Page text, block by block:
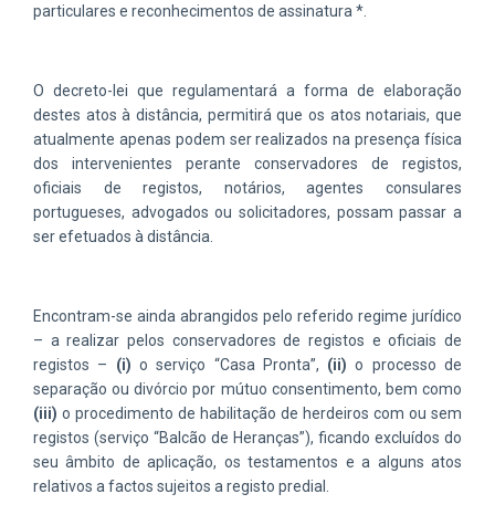
particulares e reconhecimentos de assinatura *.
O decreto-lei que regulamentará a forma de elaboração
destes atos à distância, permitirá que os atos notariais, que
atualmente apenas podem ser realizados na presença física
dos intervenientes perante conservadores de registos,
oficiais de registos, notários, agentes consulares
portugueses, advogados ou solicitadores, possam passar a
ser efetuados à distância.
Encontram-se ainda abrangidos pelo referido regime jurídico
– a realizar pelos conservadores de registos e oficiais de
registos – (i) o serviço “Casa Pronta”, (ii)o processo de
separação ou divórcio por mútuo consentimento, bem como
(iii) o procedimento de habilitação de herdeiros com ou sem
registos (serviço “Balcão de Heranças”), ficando excluídos do
seu âmbito de aplicação, os testamentos e a alguns atos
relativos a factos sujeitos a registo predial.